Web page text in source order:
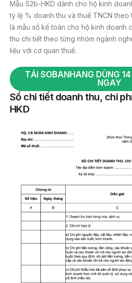
Mẫu S2b-HKD dành cho hộ kinh
tỷ lệ % doanh thu và thuế TNCN theo
là mẫu sổ kế toán cho hộ kinh doanh
thu chi tiết theo từng nhóm ngành
liệu với cơ quan thuế.
TẢI SOBANHANG DÙNG
NGAY
Sổ chi tiết doanh thu, chi
HKD